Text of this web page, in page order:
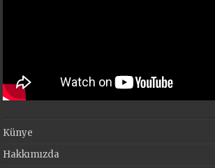
Künye
Hakkımızda